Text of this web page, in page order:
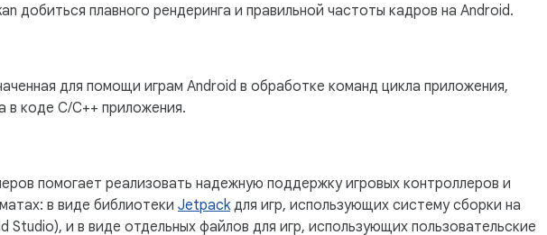
добиться плавного рендеринга и правильной частоты кадров на Android.
для помощи играм Android в обработке команд цикла приложения,
в коде C/C++ приложения.
помогает реализовать надежную поддержку игровых контроллеров и
в виде библиотеки Jetpackдля игр, использующих систему сборки на
Studio), и в виде отдельных файлов для игр, использующих пользовательские